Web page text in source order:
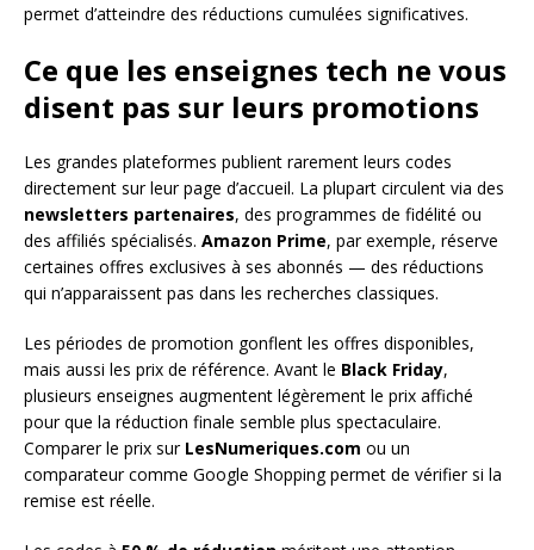
permet d’atteindre des réductions cumulées significatives.
Ce que les enseignes tech ne vous
disent pas sur leurs promotions
Les grandes plateformes publient rarement leurs codes
directement sur leur page d’accueil. La plupart circulent via des
newsletters partenaires, des programmes de fidélité ou
des affiliés spécialisés. Amazon Prime, par exemple, réserve
certaines offres exclusives à ses abonnés — des réductions
qui n’apparaissent pas dans les recherches classiques.
Les périodes de promotion gonflent les offres disponibles,
mais aussi les prix de référence. Avant le Black Friday,
plusieurs enseignes augmentent légèrement le prix affiché
pour que la réduction finale semble plus spectaculaire.
Comparer le prix sur LesNumeriques.com ou un
comparateur comme Google Shopping permet de vérifier si la
remise est réelle.